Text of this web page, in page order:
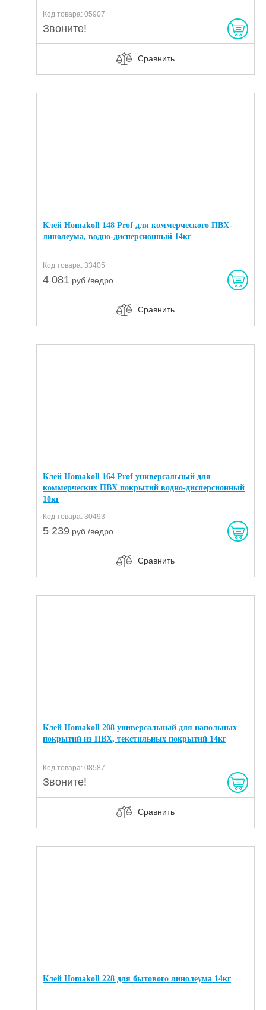
Код товара: 05907
Звоните!
Сравнить
Клей Homakoll 148 Prof для коммерческого ПВХ-
линолеума, водно-дисперсионный 14кг
Код товара: 33405
4 081 руб./ведро
Сравнить
Клей Homakoll 164 Prof универсальный для
коммерческих ПВХ покрытий водно-дисперсионный
10кг
Код товара: 30493
5 239 руб./ведро
Сравнить
Клей Homakoll 208 универсальный для напольных
покрытий из ПВХ, текстильных покрытий 14кг
Код товара: 08587
Звоните!
Сравнить
Клей Homakoll 228 для бытового линолеума 14кг